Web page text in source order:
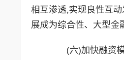
相互渗透,实现良性互
展成为综合性、大型金
(六)加快融资模